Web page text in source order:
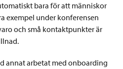
bara för att människor
exempel under konferensen
och små kontaktpunkter är
annat arbetat med onboarding